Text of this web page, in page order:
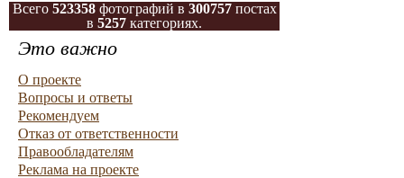
Всего 523358фотографий в 300757постах
в 5257 категориях.
Это важно
О проекте
Вопросы и ответы
Рекомендуем
Отказ от ответственности
Правообладателям
Реклама на проекте